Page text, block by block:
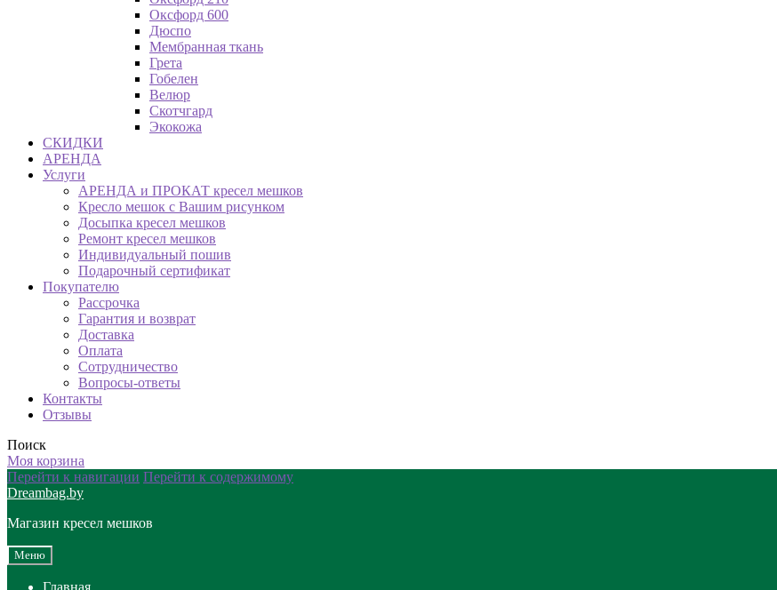
Оксфорд 600
Дюспо
Мембранная ткань
Грета
Гобелен
Велюр
Скотчгард
Экокожа
СКИДКИ
АРЕНДА
Услуги
АРЕНДА и ПРОКАТ кресел мешков
Кресло мешок с Вашим рисунком
Досыпка кресел мешков
Ремонт кресел мешков
Индивидуальный пошив
Подарочный сертификат
Покупателю
Рассрочка
Гарантия и возврат
Доставка
Оплата
Сотрудничество
Вопросы-ответы
Контакты
Отзывы
Поиск
Моя корзина
Перейти к навигации Перейти к содержимому
Dreambag.by
Магазин кресел мешков
Меню
Главная